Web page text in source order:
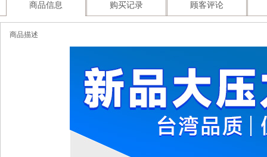
商品信息 购买记录 顾客评论
商品描述